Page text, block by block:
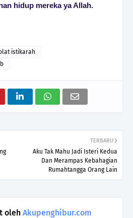
hidup mereka ya Allah.
istikarah
TERBARU
Aku Tak Mahu Jadi Isteri Kedua
Dan Merampas Kebahagian
Rumahtangga Orang Lain
oleh Akupenghibur.com